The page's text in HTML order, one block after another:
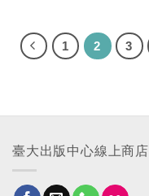
1 2 3
臺大出版中心線上商店